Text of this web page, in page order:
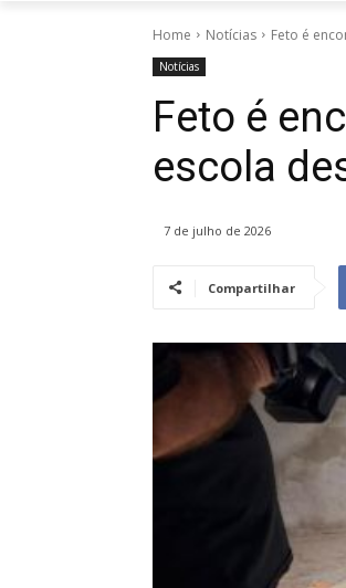
Home Notícias Feto é
Notícias
Feto é
escola
7 de julho de 2026
Compartilhar